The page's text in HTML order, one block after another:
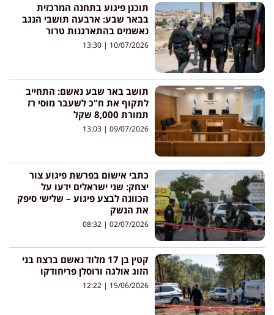
תוכנן פיגוע בתחנה המרכזית
בבאר שבע: ארבעה תושבי הנגב
נאשמים בהתארגנות טרור
10/07/2026
תושב באר שבע נאשם: התחייב
לתקוף את ח"כ לשעבר מוסי רז
תמורת 8,000 שקל
09/07/2026
כתבי אישום בפרשת פיגוע צור
יצחק: שני ישראלים ידעו על
הכוונה לבצע פיגוע – שלישי סיפק
את הנשק
02/07/2026
קטין בן 17 מלוד נאשם ברצח בני
הזוג אולגה ורוסלן פריחודקו
15/06/2026